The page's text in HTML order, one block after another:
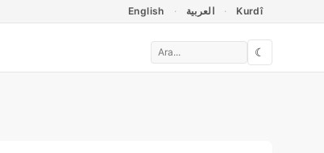
English العربية Kurdî
☾